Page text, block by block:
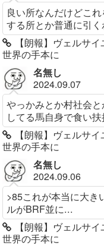
良い所なんだけどこ
する所とか普通に引
【朗報】ヴェルサ
世界の手本に
名無し
2024.09.07
やっかみとか村社会
してる馬自身で食い
【朗報】ヴェルサ
世界の手本に
名無し
2024.09.06
>85これが本当に大き
ルがBRF並に...
【朗報】ヴェルサ
世界の手本に